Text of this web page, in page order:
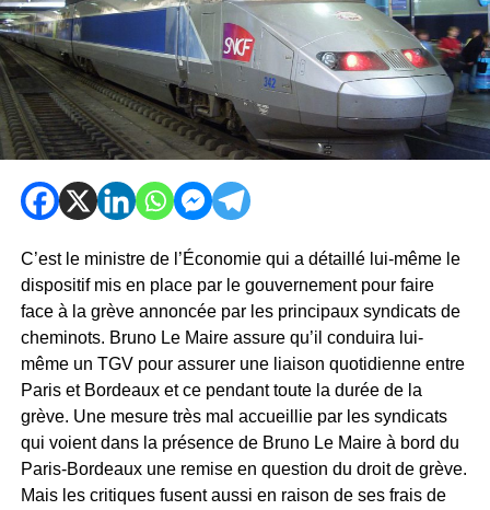
C’est le ministre de l’Économie qui a détaillé lui-même le
dispositif mis en place par le gouvernement pour faire
face à la grève annoncée par les principaux syndicats de
cheminots. Bruno Le Maire assure qu’il conduira lui-
même un TGV pour assurer une liaison quotidienne entre
Paris et Bordeaux et ce pendant toute la durée de la
grève. Une mesure très mal accueillie par les syndicats
qui voient dans la présence de Bruno Le Maire à bord du
Paris-Bordeaux une remise en question du droit de grève.
Mais les critiques fusent aussi en raison de ses frais de